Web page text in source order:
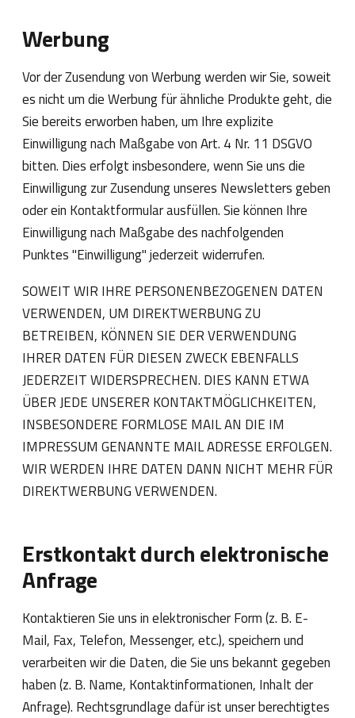
Werbung
Vor der Zusendung von Werbung werden wir Sie, soweit
es nicht um die Werbung für ähnliche Produkte geht, die
Sie bereits erworben haben, um Ihre explizite
Einwilligung nach Maßgabe von Art. 4 Nr. 11 DSGVO
bitten. Dies erfolgt insbesondere, wenn Sie uns die
Einwilligung zur Zusendung unseres Newsletters geben
oder ein Kontaktformular ausfüllen. Sie können Ihre
Einwilligung nach Maßgabe des nachfolgenden
Punktes "Einwilligung" jederzeit widerrufen.
SOWEIT WIR IHRE PERSONENBEZOGENEN DATEN
VERWENDEN, UM DIREKTWERBUNG ZU
BETREIBEN, KÖNNEN SIE DER VERWENDUNG
IHRER DATEN FÜR DIESEN ZWECK EBENFALLS
JEDERZEIT WIDERSPRECHEN. DIES KANN ETWA
ÜBER JEDE UNSERER KONTAKTMÖGLICHKEITEN,
INSBESONDERE FORMLOSE MAIL AN DIE IM
IMPRESSUM GENANNTE MAIL ADRESSE ERFOLGEN.
WIR WERDEN IHRE DATEN DANN NICHT MEHR FÜR
DIREKTWERBUNG VERWENDEN.
Erstkontakt durch elektronische
Anfrage
Kontaktieren Sie uns in elektronischer Form (z. B. E-
Mail, Fax, Telefon, Messenger, etc.), speichern und
verarbeiten wir die Daten, die Sie uns bekannt gegeben
haben (z. B. Name, Kontaktinformationen, Inhalt der
Anfrage). Rechtsgrundlage dafür ist unser berechtigtes